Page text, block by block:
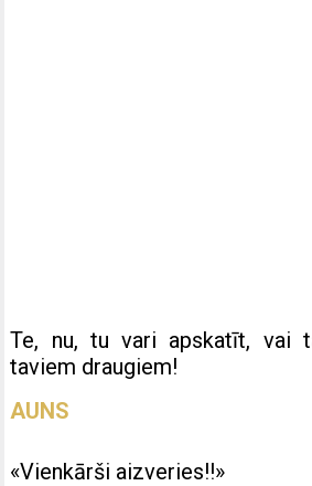
Te, nu, tu vari apskatīt, vai
taviem draugiem!
AUNS
«Vienkārši aizveries!!»